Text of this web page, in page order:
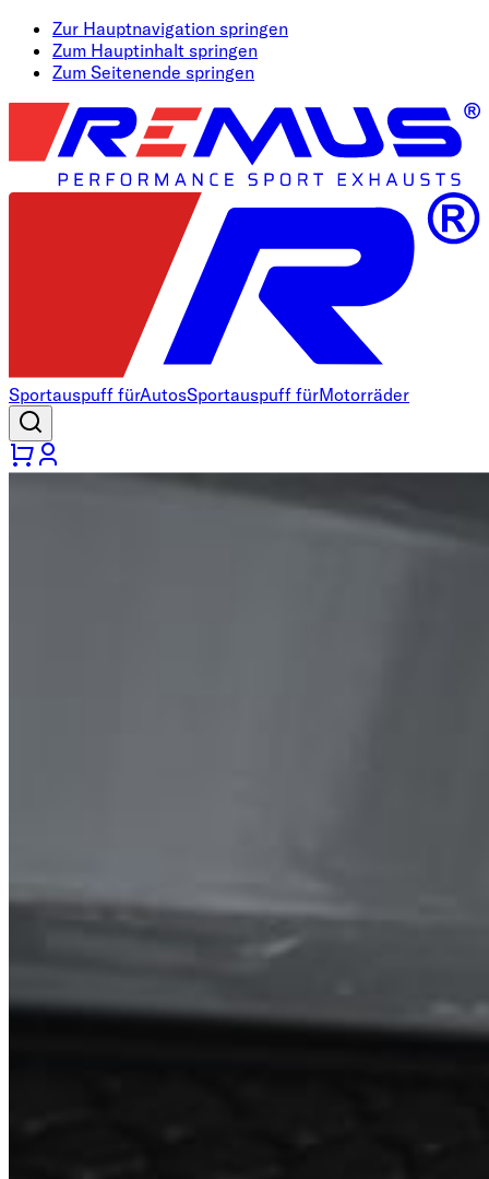
Zur Hauptnavigation springen
Zum Hauptinhalt springen
Zum Seitenende springen
Sportauspuff fürAutosSportauspuff fürMotorräder